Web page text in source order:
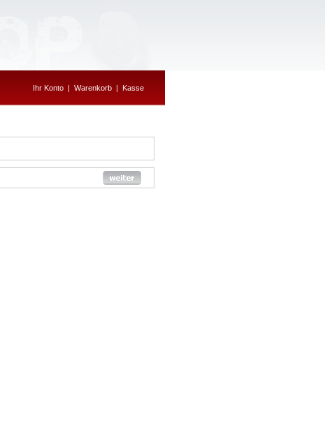
Ihr Konto | Warenkorb | Kasse